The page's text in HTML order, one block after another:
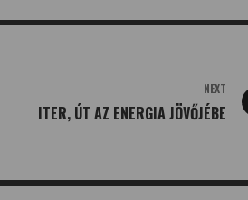
NEXT
ITER, ÚT AZ ENERGIA JÖVŐJÉBE